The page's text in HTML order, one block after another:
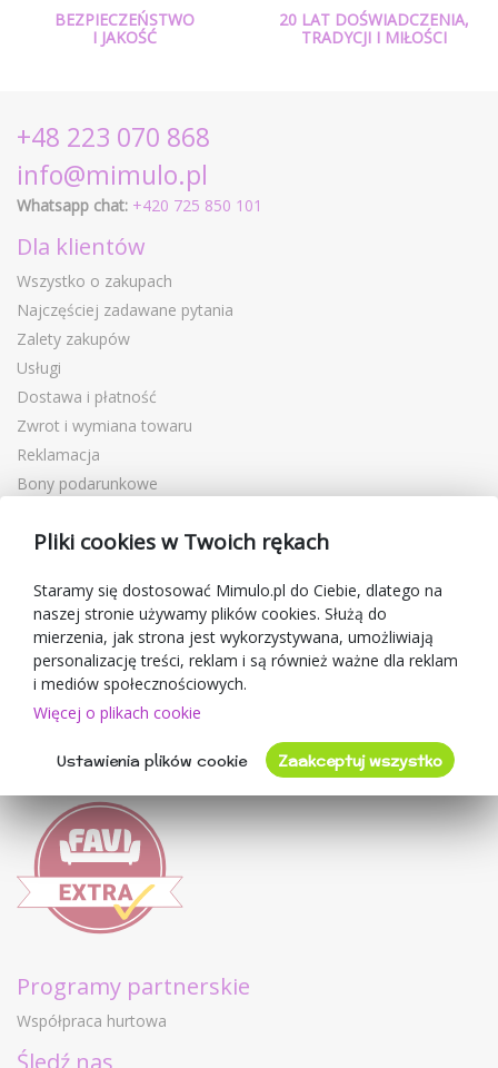
BEZPIECZEŃSTWO
I JAKOŚĆ
20 LAT DOŚWIADCZENIA,
TRADYCJI I MIŁOŚCI
+48 223 070 868
info@mimulo.pl
Whatsapp chat: +420 725 850 101
Dla klientów
Wszystko o zakupach
Najczęściej zadawane pytania
Zalety zakupów
Usługi
Dostawa i płatność
Zwrot i wymiana towaru
Reklamacja
Bony podarunkowe
Blog
O sprzedawcy
Mimulo.pl
Regulamin sklepu
Ochrona danych osobowych GDPR
Kontakty
Oceny klientów
Programy partnerskie
Współpraca hurtowa
Pliki cookies w Twoich rękach
Staramy się dostosować Mimulo.pl do Ciebie, dlatego na
naszej stronie używamy plików cookies. Służą do
mierzenia, jak strona jest wykorzystywana, umożliwiają
personalizację treści, reklam i są również ważne dla reklam
i mediów społecznościowych.
Więcej o plikach cookie
Ustawienia plików cookie Zaakceptuj wszystko